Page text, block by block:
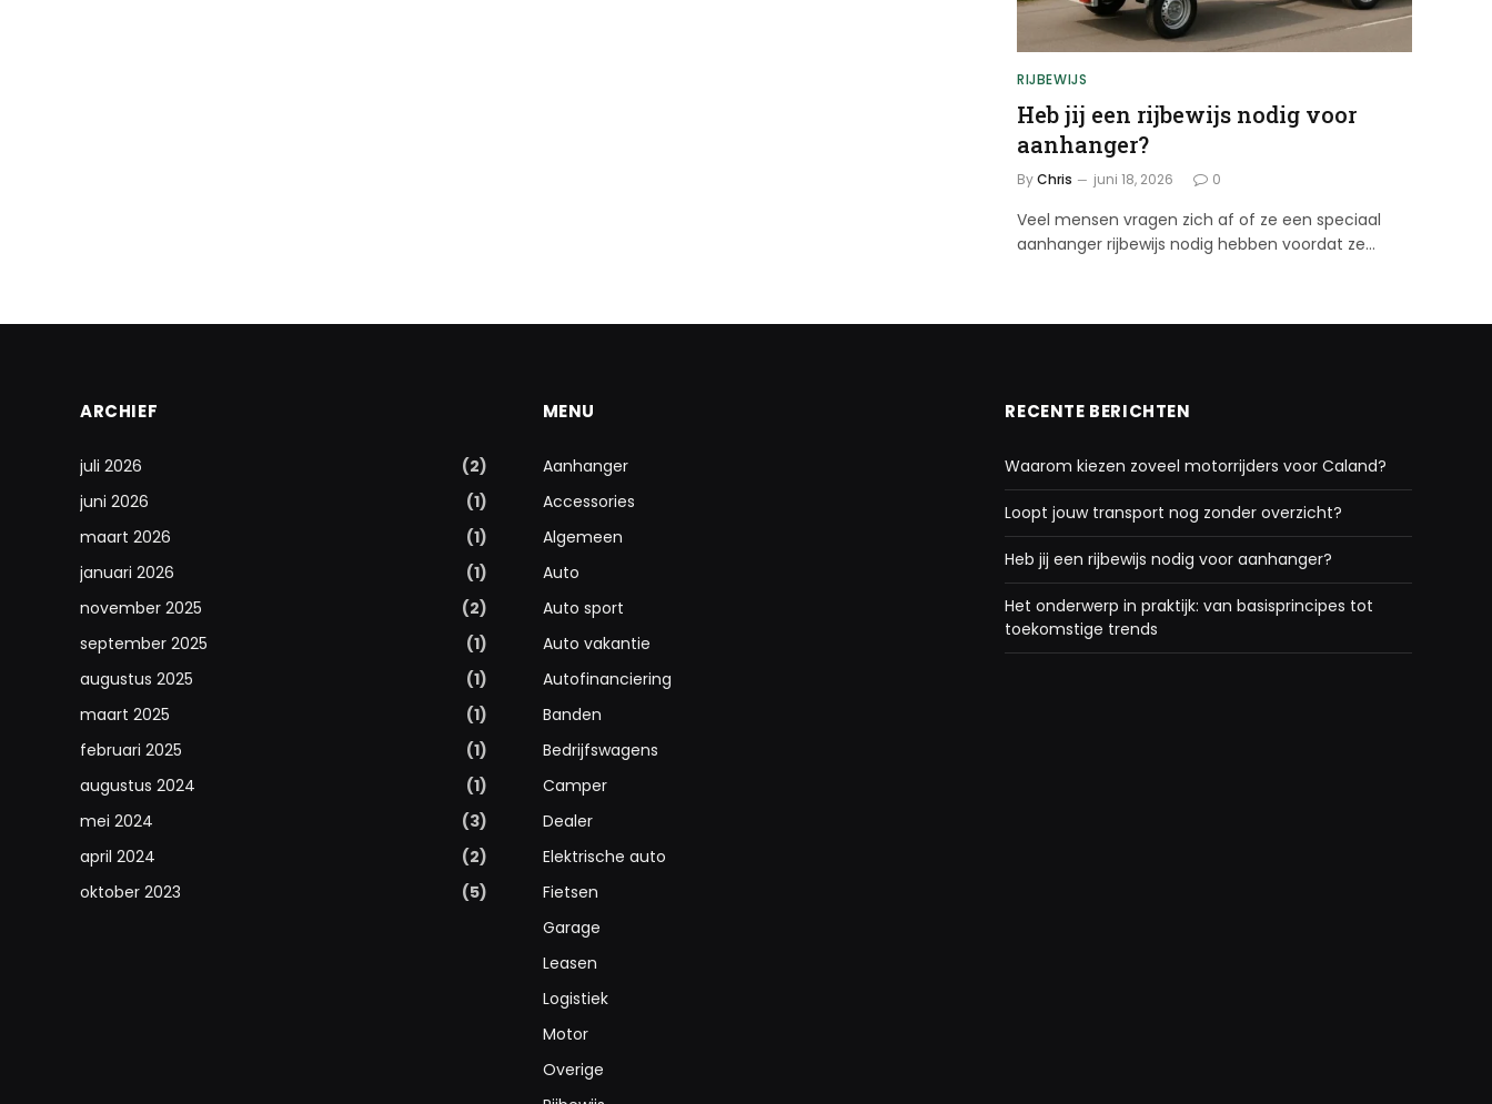
RIJBEWIJS
Heb jij een rijbewijs nodig voor
aanhanger?
ByChris juni 18, 2026 0
Veel mensen vragen zich af of ze een speciaal
aanhanger rijbewijs nodig hebben voordat ze…
ARCHIEF
juli 2026
(2)
juni 2026
(1)
maart 2026
(1)
januari 2026
(1)
november 2025
(2)
september 2025
(1)
augustus 2025
(1)
maart 2025
(1)
februari 2025
(1)
augustus 2024
(1)
mei 2024
(3)
april 2024
(2)
oktober 2023
(5)
MENU
Aanhanger
Accessories
Algemeen
Auto
Auto sport
Auto vakantie
Autofinanciering
Banden
Bedrijfswagens
Camper
Dealer
Elektrische auto
Fietsen
Garage
Leasen
Logistiek
Motor
Overige
RECENTE BERICHTEN
Waarom kiezen zoveel motorrijders voor Caland?
Loopt jouw transport nog zonder overzicht?
Heb jij een rijbewijs nodig voor aanhanger?
Het onderwerp in praktijk: van basisprincipes tot
toekomstige trends